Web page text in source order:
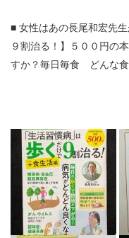
■ 女性はあの長尾和宏先
９割治る！】５００円の
すか？毎日毎食 どんな食